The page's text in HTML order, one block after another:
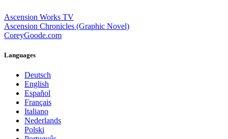
Ascension Works TV
Ascension Chronicles (Graphic Novel)
CoreyGoode.com
Languages
Deutsch
English
Español
Français
Italiano
Nederlands
Polski